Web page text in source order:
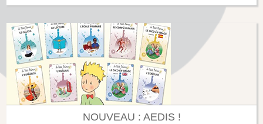
NOUVEAU : AEDIS !